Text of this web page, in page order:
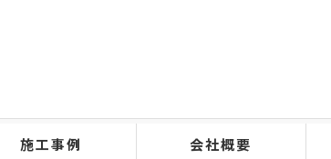
施工事例 会社概要